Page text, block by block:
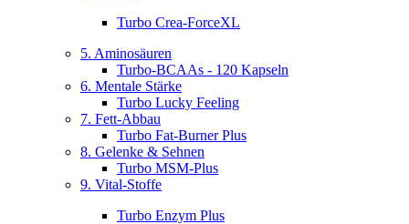
Turbo Crea-ForceXL
5. Aminosäuren
Turbo-BCAAs - 120 Kapseln
6. Mentale Stärke
Turbo Lucky Feeling
7. Fett-Abbau
Turbo Fat-Burner Plus
8. Gelenke & Sehnen
Turbo MSM-Plus
9. Vital-Stoffe
Turbo Enzym Plus